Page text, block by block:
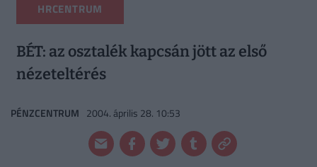
HRCENTRUM
BÉT: az osztalék kapcsán jött az első
nézeteltérés
PÉNZCENTRUM 2004. április 28. 10:53